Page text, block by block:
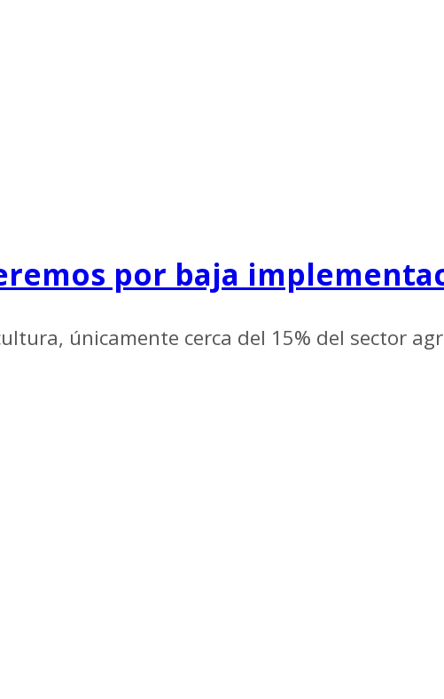
por baja
únicamente cerca del 15% del sector